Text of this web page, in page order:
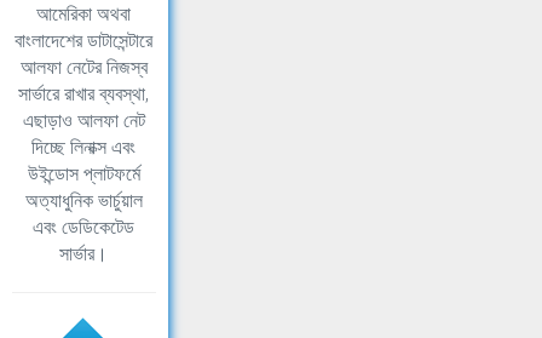
আমেরিকা অথবা
বাংলাদেশের ডাটাসেন্টারে
আলফা নেটের নিজস্ব
সার্ভারে রাখার ব্যবস্থা,
এছাড়াও আলফা নেট
দিচ্ছে লিনাক্স এবং
উইন্ডোস প্লাটফর্মে
অত্যাধুনিক ভার্চুয়াল
এবং ডেডিকেটেড
সার্ভার।